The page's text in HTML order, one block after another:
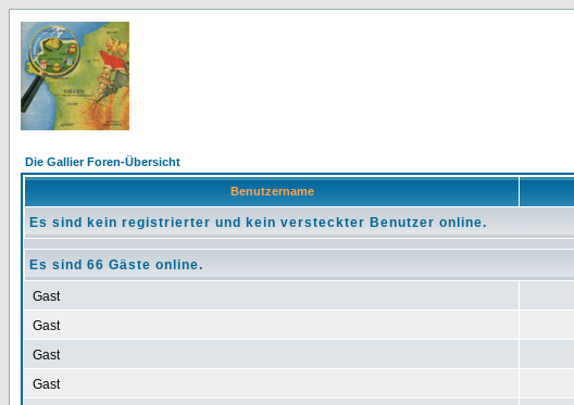
Die Gallier Foren-Übersicht
Benutzername
Es sind kein registrierter und kein versteckter Benutzer online.
Es sind 66 Gäste online.
Gast
Gast
Gast
Gast